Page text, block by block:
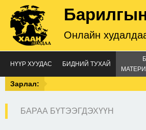
Онлайн
НҮҮР ХУУДАС БИДНИЙ ТУХАЙ
Зарлал:
БАРАА БҮТЭЭГДЭХҮҮН